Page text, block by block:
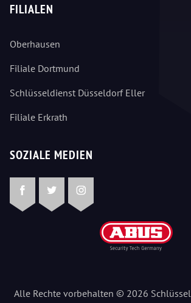
FILIALEN
Oberhausen
Filiale Dortmund
Schlüsseldienst Düsseldorf Eller
Filiale Erkrath
SOZIALE MEDIEN
FacebookTwitterInstagram
Alle Rechte vorbehalten © 2026